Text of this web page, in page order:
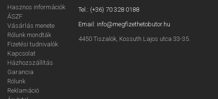
Hasznos információk
ÁSZF
Vásárlás menete
Rólunk mondták
Fizetési tudnivalók
Kapcsolat
Házhozszállítás
Garancia
Rólunk
Reklamáció
Tel.: (+36) 70 328 0188
Email: info@megfizethetobutor.hu
4450 Tiszalök, Kossuth Lajos utca 33-35.